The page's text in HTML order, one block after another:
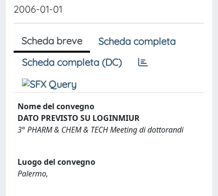
2006-01-01
Scheda breve
Scheda completa
Scheda completa (DC)
Nome del convegno
DATO PREVISTO SU LOGINMIUR
3° PHARM & CHEM & TECH Meeting di dottorandi
Luogo del convegno
Palermo,